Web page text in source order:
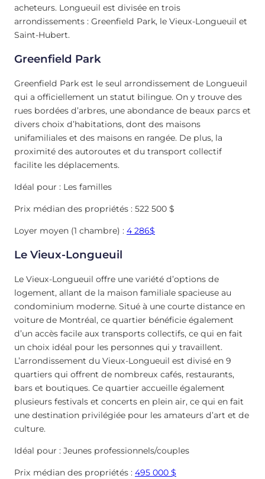
acheteurs. Longueuil est divisée en trois
arrondissements : Greenfield Park, le Vieux-Longueuil et
Saint-Hubert.
Greenfield Park
Greenfield Park est le seul arrondissement de Longueuil
qui a officiellement un statut bilingue. On y trouve des
rues bordées d’arbres, une abondance de beaux parcs et
divers choix d’habitations, dont des maisons
unifamiliales et des maisons en rangée. De plus, la
proximité des autoroutes et du transport collectif
facilite les déplacements.
Idéal pour : Les familles
Prix médian des propriétés : 522 500 $
Loyer moyen (1 chambre) : 4 286$
Le Vieux-Longueuil
Le Vieux-Longueuil offre une variété d’options de
logement, allant de la maison familiale spacieuse au
condominium moderne. Situé à une courte distance en
voiture de Montréal, ce quartier bénéficie également
d’un accès facile aux transports collectifs, ce qui en fait
un choix idéal pour les personnes qui y travaillent.
L’arrondissement du Vieux-Longueuil est divisé en 9
quartiers qui offrent de nombreux cafés, restaurants,
bars et boutiques. Ce quartier accueille également
plusieurs festivals et concerts en plein air, ce qui en fait
une destination privilégiée pour les amateurs d’art et de
culture.
Idéal pour : Jeunes professionnels/couples
Prix médian des propriétés : 495 000 $